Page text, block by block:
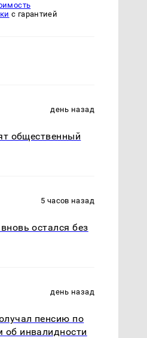
с гарантией
день назад
общественный
5 часов назад
остался без
день назад
пенсию по
инвалидности